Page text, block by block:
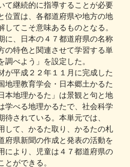
て継続的に指導することが必要
位置は、各都道府県や地方の地
てこそ意味あるものとなる。
に、日本の４７都道府県の名称
の特色と関連させて学習する単
べよう」を設定した。
が平成２２年１１月に完成した
地理教育学会・日本郷土かるた
本地理かるた」は景観と句と地
学べる地理かるたで、社会科学
されている。本単元では、
して、かるた取り、かるたの札
府県新聞の作成と発表の活動を
により、児童は４７都道府県の
ができる。